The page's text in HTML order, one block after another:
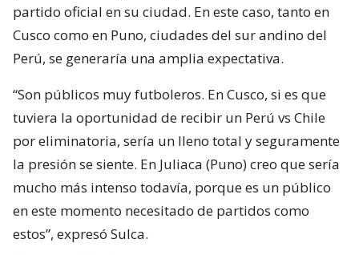
partido oficial en su ciudad. En este caso, tanto en
Cusco como en Puno, ciudades del sur andino del
Perú, se generaría una amplia expectativa.
“Son públicos muy futboleros. En Cusco, si es que
tuviera la oportunidad de recibir un Perú vs Chile
por eliminatoria, sería un lleno total y seguramente
la presión se siente. En Juliaca (Puno) creo que sería
mucho más intenso todavía, porque es un público
en este momento necesitado de partidos como
estos”, expresó Sulca.